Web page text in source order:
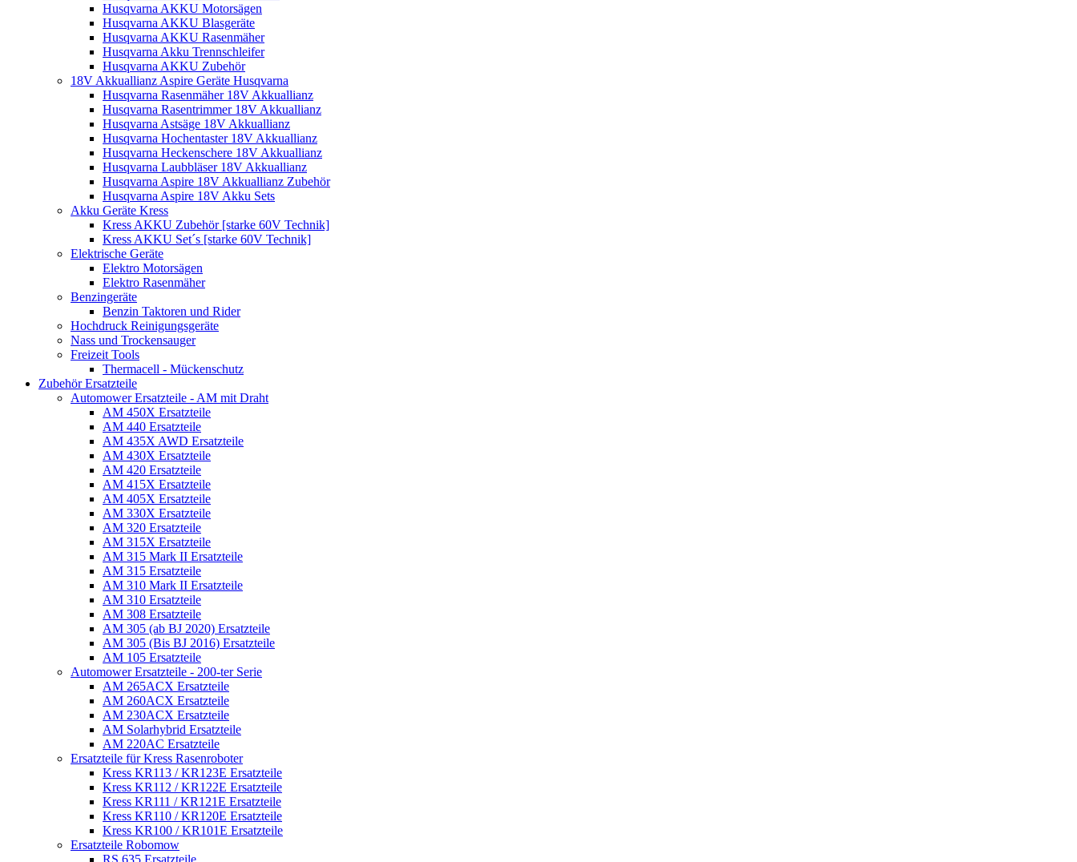
Husqvarna AKKU Motorsägen
Husqvarna AKKU Blasgeräte
Husqvarna AKKU Rasenmäher
Husqvarna Akku Trennschleifer
Husqvarna AKKU Zubehör
18V Akkuallianz Aspire Geräte Husqvarna
Husqvarna Rasenmäher 18V Akkuallianz
Husqvarna Rasentrimmer 18V Akkuallianz
Husqvarna Astsäge 18V Akkuallianz
Husqvarna Hochentaster 18V Akkuallianz
Husqvarna Heckenschere 18V Akkuallianz
Husqvarna Laubbläser 18V Akkuallianz
Husqvarna Aspire 18V Akkuallianz Zubehör
Husqvarna Aspire 18V Akku Sets
Akku Geräte Kress
Kress AKKU Zubehör [starke 60V Technik]
Kress AKKU Set´s [starke 60V Technik]
Elektrische Geräte
Elektro Motorsägen
Elektro Rasenmäher
Benzingeräte
Benzin Taktoren und Rider
Hochdruck Reinigungsgeräte
Nass und Trockensauger
Freizeit Tools
Thermacell - Mückenschutz
Zubehör Ersatzteile
Automower Ersatzteile - AM mit Draht
AM 450X Ersatzteile
AM 440 Ersatzteile
AM 435X AWD Ersatzteile
AM 430X Ersatzteile
AM 420 Ersatzteile
AM 415X Ersatzteile
AM 405X Ersatzteile
AM 330X Ersatzteile
AM 320 Ersatzteile
AM 315X Ersatzteile
AM 315 Mark II Ersatzteile
AM 315 Ersatzteile
AM 310 Mark II Ersatzteile
AM 310 Ersatzteile
AM 308 Ersatzteile
AM 305 (ab BJ 2020) Ersatzteile
AM 305 (Bis BJ 2016) Ersatzteile
AM 105 Ersatzteile
Automower Ersatzteile - 200-ter Serie
AM 265ACX Ersatzteile
AM 260ACX Ersatzteile
AM 230ACX Ersatzteile
AM Solarhybrid Ersatzteile
AM 220AC Ersatzteile
Ersatzteile für Kress Rasenroboter
Kress KR113 / KR123E Ersatzteile
Kress KR112 / KR122E Ersatzteile
Kress KR111 / KR121E Ersatzteile
Kress KR110 / KR120E Ersatzteile
Kress KR100 / KR101E Ersatzteile
Ersatzteile Robomow
RS 635 Ersatzteile